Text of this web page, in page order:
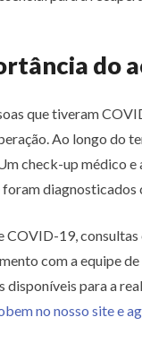
do
que tiveram
Ao longo do
check-up médico
foram
COVID-19, consultas
com a equipe
para a
no nosso site e